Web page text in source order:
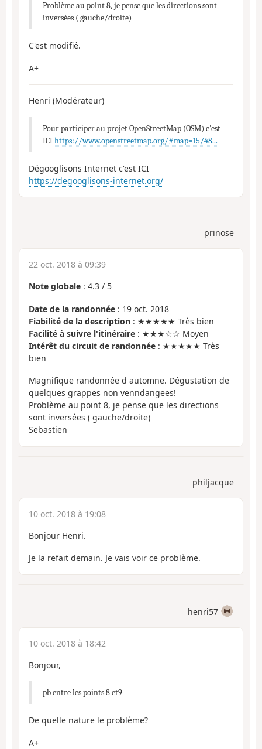
Problème au point 8, je pense que les directions sont
inversées ( gauche/droite)
C'est modifié.
A+
Henri (Modérateur)
Pour participer au projet OpenStreetMap (OSM) c'est
ICIhttps://www.openstreetmap.org/#map=15/48...
Dégooglisons Internet c'est ICI
https://degooglisons-internet.org/
prinose
22 oct. 2018 à 09:39
Note globale : 4.3 / 5
Date de la randonnée : 19 oct. 2018
Fiabilité de la description : ★★★★★ Très bien
Facilité à suivre l'itinéraire : ★★★☆☆ Moyen
Intérêt du circuit de randonnée : ★★★★★ Très
bien
Magnifique randonnée d automne. Dégustation de
quelques grappes non venndangees!
Problème au point 8, je pense que les directions
sont inversées ( gauche/droite)
Sebastien
philjacque
10 oct. 2018 à 19:08
Bonjour Henri.
Je la refait demain. Je vais voir ce problème.
henri57
10 oct. 2018 à 18:42
Bonjour,
pb entre les points 8 et9
De quelle nature le problème?
A+